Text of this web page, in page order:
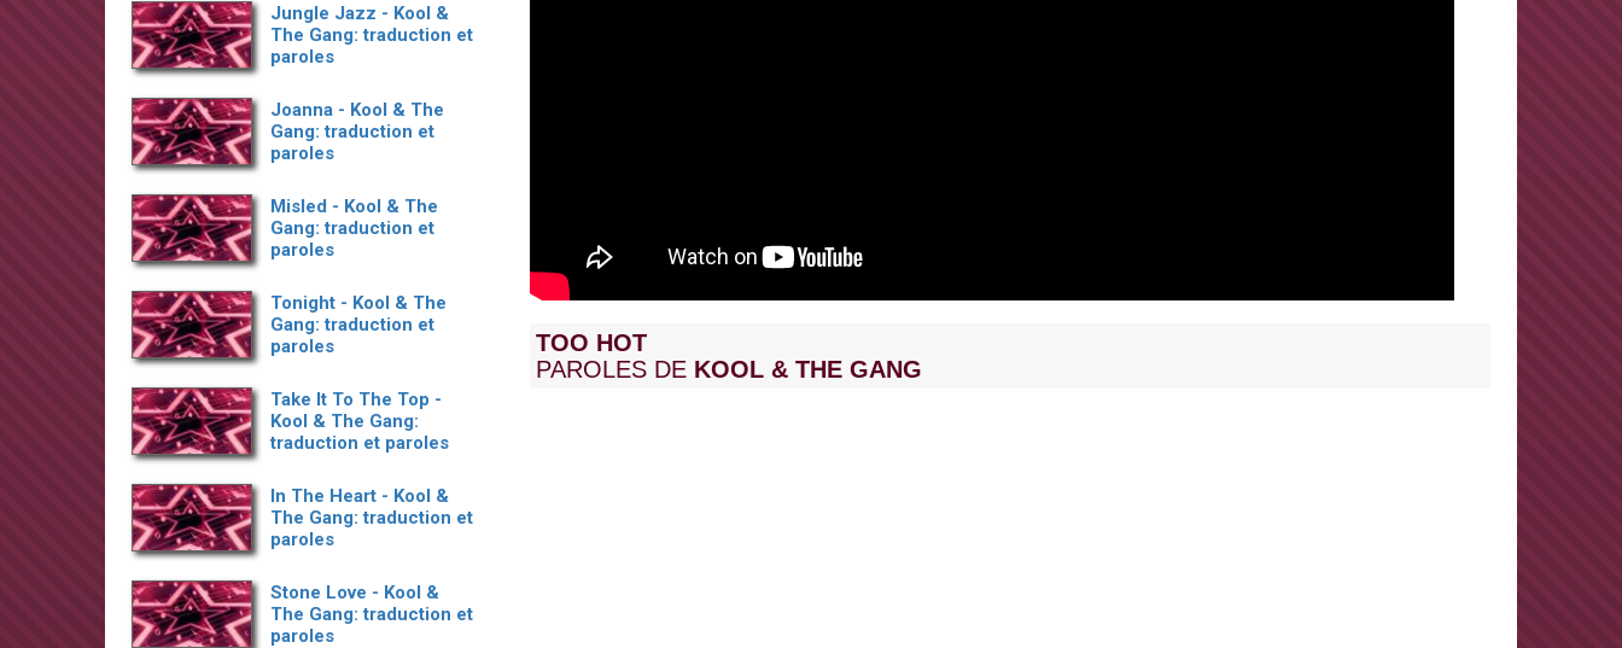
TOO HOT
PAROLES DE KOOL & THE GANG
Jungle Jazz - Kool &
The Gang: traduction et
paroles
Joanna - Kool & The
Gang: traduction et
paroles
Misled - Kool & The
Gang: traduction et
paroles
Tonight - Kool & The
Gang: traduction et
paroles
Take It To The Top -
Kool & The Gang:
traduction et paroles
In The Heart - Kool &
The Gang: traduction et
paroles
Stone Love - Kool &
The Gang: traduction et
paroles